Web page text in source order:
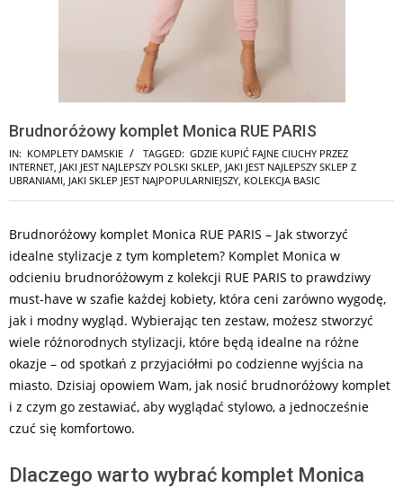
Brudnoróżowy komplet Monica RUE PARIS
IN: KOMPLETY DAMSKIE TAGGED: GDZIE KUPIĆ FAJNE CIUCHY PRZEZ
INTERNET, JAKI JEST NAJLEPSZY POLSKI SKLEP, JAKI JEST NAJLEPSZY SKLEP Z
UBRANIAMI, JAKI SKLEP JEST NAJPOPULARNIEJSZY, KOLEKCJA BASIC
Brudnoróżowy komplet Monica RUE PARIS – Jak stworzyć
idealne stylizacje z tym kompletem? Komplet Monica w
odcieniu brudnoróżowym z kolekcji RUE PARIS to prawdziwy
must-have w szafie każdej kobiety, która ceni zarówno wygodę,
jak i modny wygląd. Wybierając ten zestaw, możesz stworzyć
wiele różnorodnych stylizacji, które będą idealne na różne
okazje – od spotkań z przyjaciółmi po codzienne wyjścia na
miasto. Dzisiaj opowiem Wam, jak nosić brudnoróżowy komplet
i z czym go zestawiać, aby wyglądać stylowo, a jednocześnie
czuć się komfortowo.
Dlaczego warto wybrać komplet Monica